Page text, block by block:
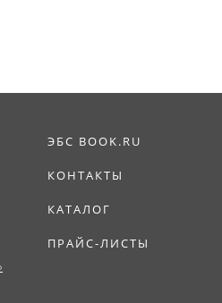
ЭБС BOOK.RU
КОНТАКТЫ
КАТАЛОГ
ПРАЙС-ЛИСТЫ